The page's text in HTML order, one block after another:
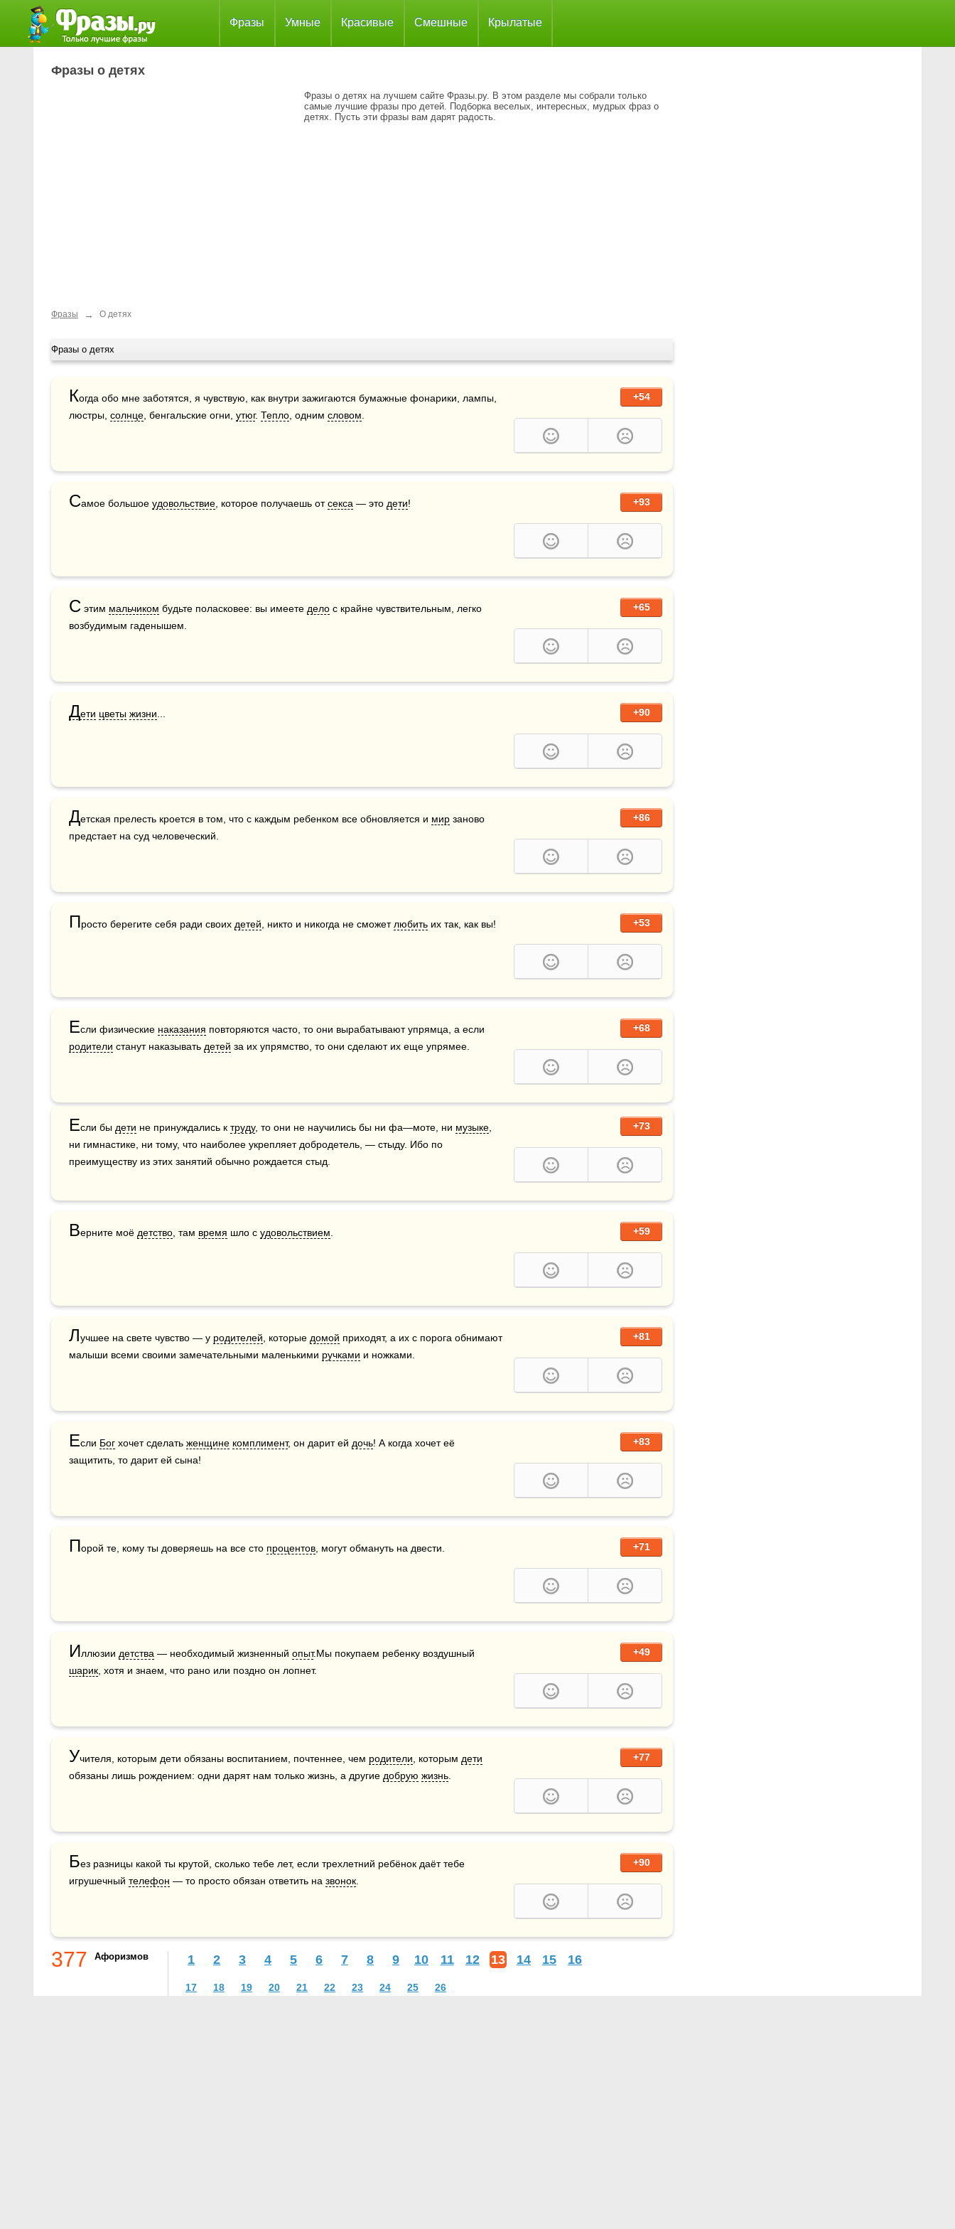
Фразы Умные Красивые Смешные Крылатые
Фразы о детях
Фразы о детях на лучшем сайте Фразы.ру. В этом разделе мы собрали только
самые лучшие фразы про детей. Подборка веселых, интересных, мудрых фраз о
детях. Пусть эти фразы вам дарят радость.
Фразы → О детях
Фразы о детях
+54
Когда обо мне заботятся, я чувствую, как внутри зажигаются бумажные фонарики, лампы,
люстры, солнце , бенгальские огни, утюг. Тепло , одним словом
+93
Самое большое удовольствие , которое получаешь от секса — это дети!
+65
С этим мальчиком будьте поласковее: вы имеете дело с крайне чувствительным, легко
возбудимым гаденышем.
+90
Дети цветы жизни
+86
Детская прелесть кроется в том, что с каждым ребенком все обновляется и мир заново
предстает на суд человеческий.
+53
Просто берегите себя ради своих детей , никто и никогда не сможет любить их так, как вы!
+68
Если физические наказания
родители станут наказывать детей за их упрямство, то они сделают их еще упрямее.
+73
Если бы дети не принуждались к труду, то они не научились бы ни фа—моте, ни музыке
ни гимнастике, ни тому, что наиболее укрепляет добродетель, — стыду. Ибо по
преимуществу из этих занятий обычно рождается стыд.
+59
Верните моё детство , там время шло с удовольствием
+81
Лучшее на свете чувство — у родителей , которые домой приходят, а их с порога обнимают
малыши всеми своими замечательными маленькими ручками и ножками.
+83
Если Бог хочет сделать женщине комплимент, он дарит ей дочь! А когда хочет её
защитить, то дарит ей сына!
+71
Порой те, кому ты доверяешь на все сто процентов , могут обмануть на двести.
+49
Иллюзии детства — необходимый жизненный опыт
шарик , хотя и знаем, что рано или поздно он лопнет.
+77
Учителя, которым дети обязаны воспитанием, почтеннее, чем родители , которым дети
обязаны лишь рождением: одни дарят нам только жизнь, а другие добрую жизнь
+90
Без разницы какой ты крутой, сколько тебе лет, если трехлетний ребёнок даёт тебе
игрушечный телефон — то просто обязан ответить на звонок
377 Афоризмов 1 2 3 4 5 6 7 8 9 10 11 12 13 14 15 16
17 18 19 20 21 22 23 24 25 26